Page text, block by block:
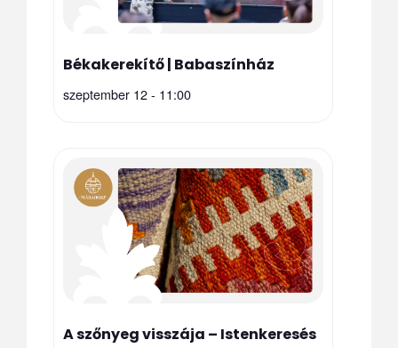
Békakerekítő | Babaszínház
szeptember 12 - 11:00
A szőnyeg visszája – Istenkeresés